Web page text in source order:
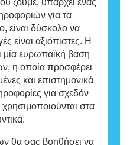
για τα
είναι δύσκολο να
είναι αξιόπιστες. Η
μία ευρωπαϊκή βάση
η οποία προσφέρει
και επιστημονικά
για σχεδόν
στα
θα σας βοηθήσει να